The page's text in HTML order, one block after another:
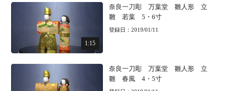
1:15
奈良一刀彫 万葉堂 雛人形 立
雛 若葉 5・6寸
登録日：2019/01/11
奈良一刀彫 万葉堂 雛人形 立
雛 春風 4・5寸